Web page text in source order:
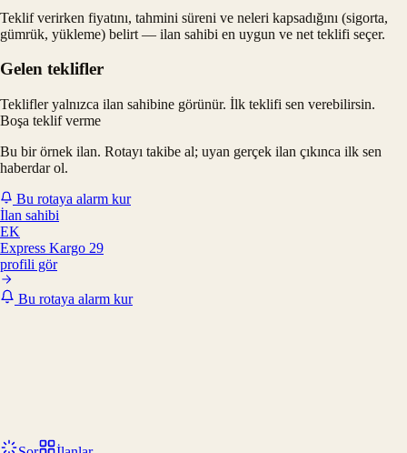
Teklif verirken fiyatını, tahmini süreni ve neleri kapsadığını (sigorta,
gümrük, yükleme) belirt — ilan sahibi en uygun ve net teklifi seçer.
Gelen teklifler
Teklifler yalnızca ilan sahibine görünür. İlk teklifi sen verebilirsin.
Boşa teklif verme
Bu bir örnek ilan. Rotayı takibe al; uyan gerçek ilan çıkınca ilk sen
haberdar ol.
Bu rotaya alarm kur
İlan sahibi
EK
Express Kargo 29
profili gör
Bu rotaya alarm kur